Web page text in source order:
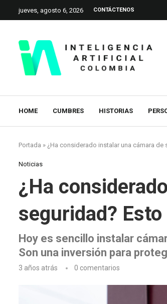
jueves, agosto 6, 2026 CONTÁCTENOS
HOME CUMBRES HISTORIAS
Portada » ¿Ha considerado instalar una cámara
Noticias
¿Ha
seguridad?
Hoy es sencillo instalar
Son una inversión para
3 años atrás 0 comentarios